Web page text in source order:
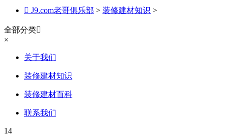
 J9.com老哥俱乐部 > 装修建材知识 >
全部分类
×
关于我们
装修建材知识
装修建材百科
联系我们
14